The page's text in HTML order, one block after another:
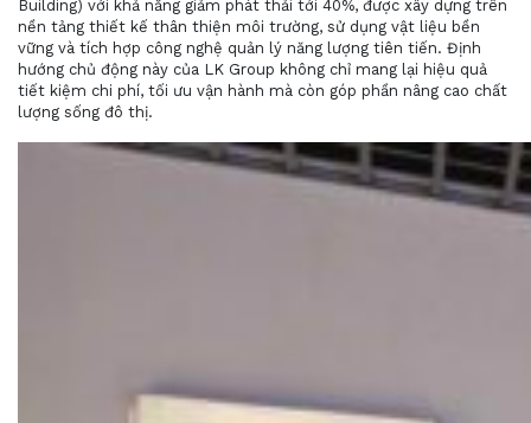
Building) với khả năng giảm phát thải tới 40%, được xây dựng trên
nền tảng thiết kế thân thiện môi trường, sử dụng vật liệu bền
vững và tích hợp công nghệ quản lý năng lượng tiên tiến. Định
hướng chủ động này của LK Group không chỉ mang lại hiệu quả
tiết kiệm chi phí, tối ưu vận hành mà còn góp phần nâng cao chất
lượng sống đô thị.